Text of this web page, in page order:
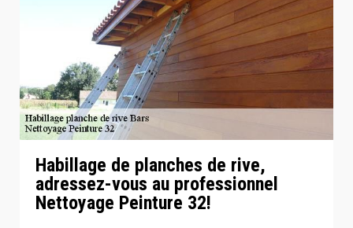
Habillage de planches de rive,
adressez-vous au professionnel
Nettoyage Peinture 32!